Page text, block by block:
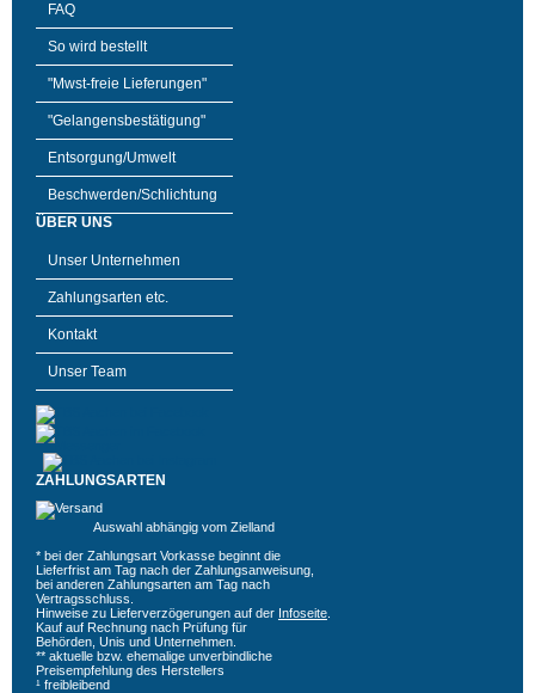
FAQ
So wird bestellt
"Mwst-freie Lieferungen"
"Gelangensbestätigung"
Entsorgung/Umwelt
Beschwerden/Schlichtung
ÜBER UNS
Unser Unternehmen
Zahlungsarten etc.
Kontakt
Unser Team
ZAHLUNGSARTEN
Auswahl abhängig vom Zielland
* bei der Zahlungsart Vorkasse beginnt die
Lieferfrist am Tag nach der Zahlungsanweisung,
bei anderen Zahlungsarten am Tag nach
Vertragsschluss.
Hinweise zu Lieferverzögerungen auf der Infoseite
Kauf auf Rechnung nach Prüfung für
Behörden, Unis und Unternehmen.
** aktuelle bzw. ehemalige unverbindliche
Preisempfehlung des Herstellers
¹ freibleibend